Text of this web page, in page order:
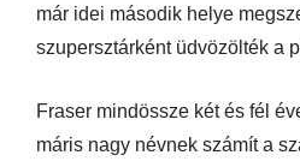
már idei második helye
szupersztárként üdvözölték a
Fraser mindössze két és fél
máris nagy névnek számít a